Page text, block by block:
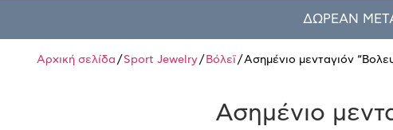
ΔΩΡΕΑΝ
Αρχική σελίδα / Sport Jewelry/ Βόλεϊ/ Ασημένιο μενταγιόν
Ασημένιο